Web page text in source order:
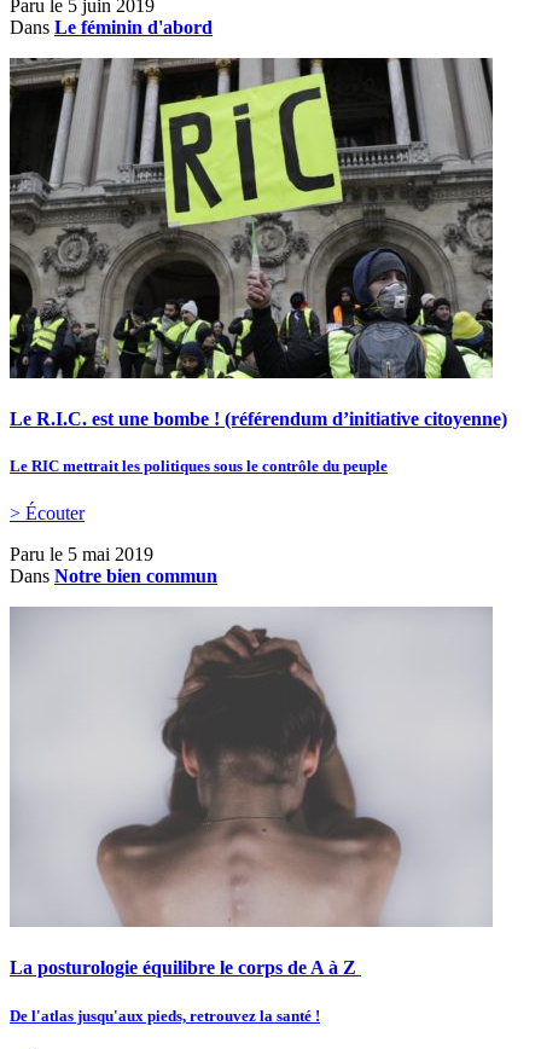
Paru le 5 juin 2019
Dans Le féminin d'abord
Le R.I.C. est une bombe ! (référendum d’initiative citoyenne)
Le RIC mettrait les politiques sous le contrôle du peuple
> Écouter
Paru le 5 mai 2019
Dans Notre bien commun
La posturologie équilibre le corps de A à Z
De l'atlas jusqu'aux pieds, retrouvez la santé !